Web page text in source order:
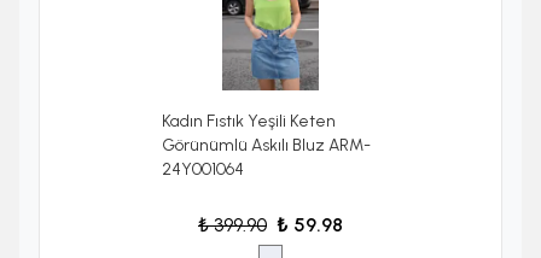
Kadın Fıstık Yeşili Keten
Görünümlü Askılı Bluz ARM-
24Y001064
₺ 399.90 ₺ 59.98